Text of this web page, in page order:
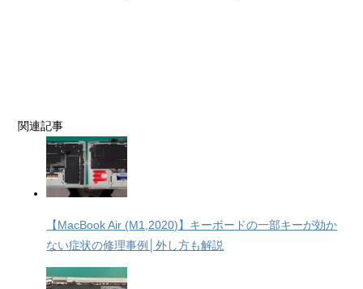
関連記事
【MacBook Air (M1,2020)】キーボードの一部キーが効か
ない症状の修理事例│外し方も解説